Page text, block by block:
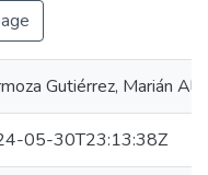
Gutiérrez, Marián
05-30T23:13:38Z